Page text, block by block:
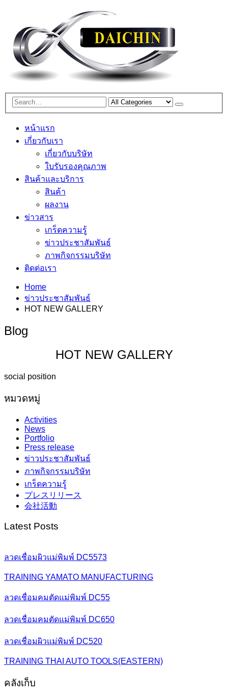
หน้าแรก
เกี่ยวกับเรา
เกี่ยวกับบริษัท
ใบรับรองคุณภาพ
สินค้าและบริการ
สินค้า
ผลงาน
ข่าวสาร
เกร็ดความรู้
ข่าวประชาสัมพันธ์
ภาพกิจกรรมบริษัท
ติดต่อเรา
Home
ข่าวประชาสัมพันธ์
HOT NEW GALLERY
Blog
HOT NEW GALLERY
social position
หมวดหมู่
Activities
News
Portfolio
Press release
ข่าวประชาสัมพันธ์
ภาพกิจกรรมบริษัท
เกร็ดความรู้
プレスリリース
会社活動
Latest Posts
ลวดเชื่อมผิวแม่พิมพ์ DC5573
TRAINING YAMATO MANUFACTURING
ลวดเชื่อมคมตัดแม่พิมพ์ DC55
ลวดเชื่อมคมตัดแม่พิมพ์ DC650
ลวดเชื่อมผิวแม่พิมพ์ DC520
TRAINING THAI AUTO TOOLS(EASTERN)
คลังเก็บ